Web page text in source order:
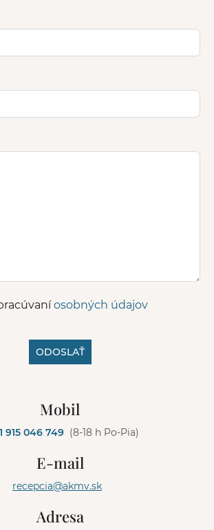
osobných údajov
ODOSLAŤ
Mobil
915 046 749 (8-18 h Po-Pia)
E-mail
recepcia@akmv.sk
Adresa